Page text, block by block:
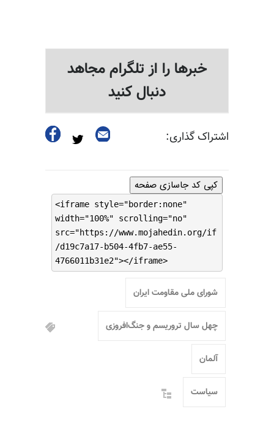
خبرها را از تلگرام مجاهد
دنبال کنید
اشتراک گذاری:
کپی کد جاسازی صفحه
<iframe style="border:none"
width="100%" scrolling="no"
src="https://www.mojahedin.org/if
/d19c7a17-b504-4fb7-ae55-
4766011b31e2"></iframe>
شورای ملی مقاومت ایران
چهل سال تروریسم و جنگ‌افروزی
آلمان
سیاست